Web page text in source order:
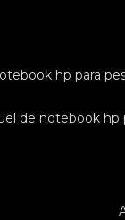
hp para
de notebook hp